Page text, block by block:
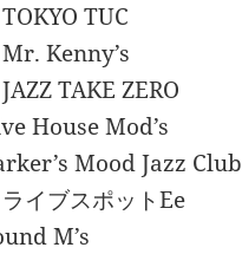
TUC
Kenny’s
TAKE ZERO
House Mod’s
Mood Jazz Club
イブスポットEe
M’s